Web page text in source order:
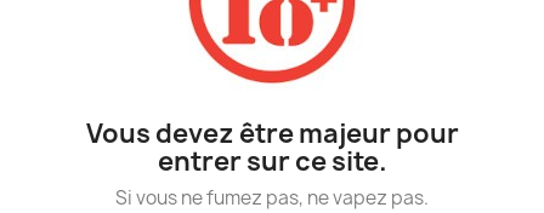
TROPICAL FUEL MY PULP 50ML 0MG
Vous devez être majeur pour
entrer sur ce site.
Si vous ne fumez pas, ne vapez pas.